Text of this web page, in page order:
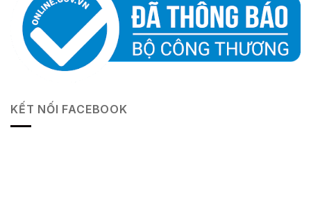
KẾT NỐI FACEBOOK